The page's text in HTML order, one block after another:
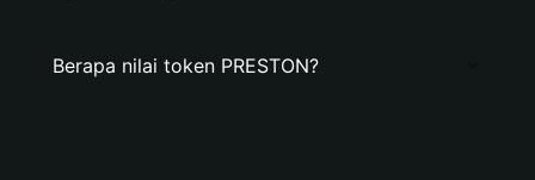
Berapa nilai token PRESTON?